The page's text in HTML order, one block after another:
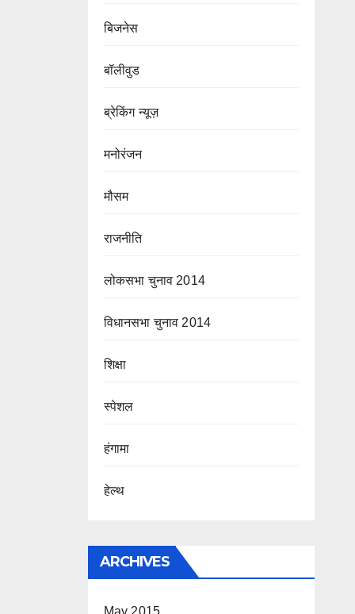
बिजनेस
बॉलीवुड
ब्रेकिंग न्यूज़
मनोरंजन
मौसम
राजनीति
लोकसभा चुनाव 2014
विधानसभा चुनाव 2014
शिक्षा
स्पेशल
हंगामा
हेल्थ
ARCHIVES
May 2015